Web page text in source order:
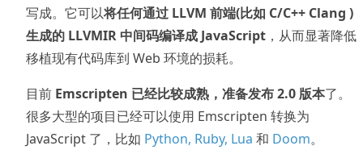
写成。它可以将任何通过 LLVM 前端(比如 C/C++ Clang )
生成的 LLVMIR 中间码编译成 JavaScript ，从而显著降低
移植现有代码库到 Web 环境的损耗。
目前 Emscripten 已经比较成熟，准备发布 2.0 版本了。
很多大型的项目已经可以使用 Emscripten 转换为
JavaScript 了，比如 Python, Ruby, Lua 和 Doom。